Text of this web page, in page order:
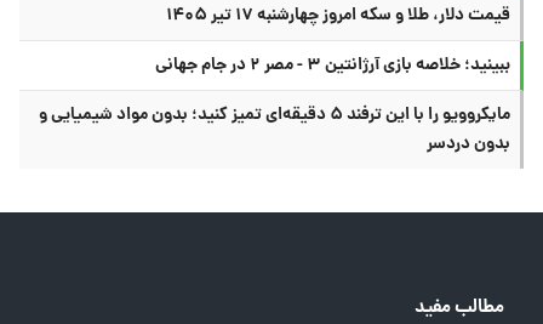
قیمت دلار، طلا و سکه امروز چهارشنبه ۱۷ تیر ۱۴۰۵
ببینید؛ خلاصه بازی آرژانتین ۳ - مصر ۲ در جام جهانی
مایکروویو را با این ترفند ۵ دقیقه‌ای تمیز کنید؛ بدون مواد شیمیایی و
بدون دردسر
مطالب مفید